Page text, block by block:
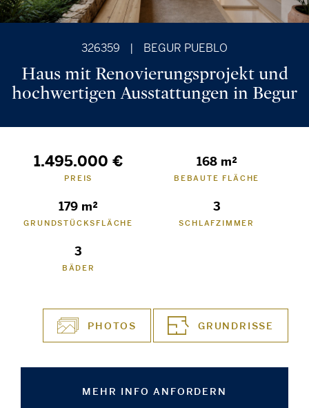
326359 BEGUR PUEBLO
Haus mit Renovierungsprojekt und
hochwertigen Ausstattungen in Begur
1.495.000 €
PREIS
168 m²
BEBAUTE FLÄCHE
179 m²
GRUNDSTÜCKSFLÄCHE
3
SCHLAFZIMMER
3
BÄDER
PHOTOS GRUNDRISSE
MEHR INFO ANFORDERN